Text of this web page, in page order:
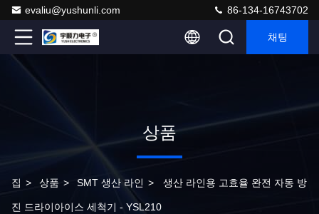
evaliu@yushunli.com 86-134-16743702
채팅
상품
집 > 상품 > SMT 생산 라인 > 생산 라인용 고효율 완전 자동 방
진 드라이아이스 세척기 - YSL210